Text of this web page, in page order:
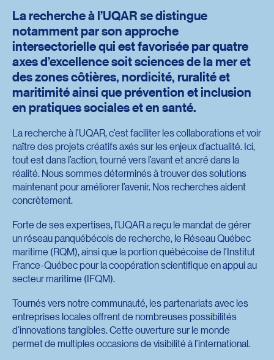
La recherche à l’UQAR se distingue
notamment par son approche
intersectorielle qui est favorisée par quatre
axes d’excellence soit sciences de la mer et
des zones côtières, nordicité, ruralité et
maritimité ainsi que prévention et inclusion
en pratiques sociales et en santé.
La recherche à l’UQAR, c’est faciliter les collaborations et voir
naître des projets créatifs axés sur les enjeux d’actualité. Ici,
tout est dans l’action, tourné vers l’avant et ancré dans la
réalité. Nous sommes déterminés à trouver des solutions
maintenant pour améliorer l’avenir. Nos recherches aident
concrètement.
Forte de ses expertises, l’UQAR a reçu le mandat de gérer
un réseau panquébécois de recherche, le Réseau Québec
maritime (RQM), ainsi que la portion québécoise de l’Institut
France-Québec pour la coopération scientifique en appui au
secteur maritime (IFQM).
Tournés vers notre communauté, les partenariats avec les
entreprises locales offrent de nombreuses possibilités
d’innovations tangibles. Cette ouverture sur le monde
permet de multiples occasions de visibilité à l’international.